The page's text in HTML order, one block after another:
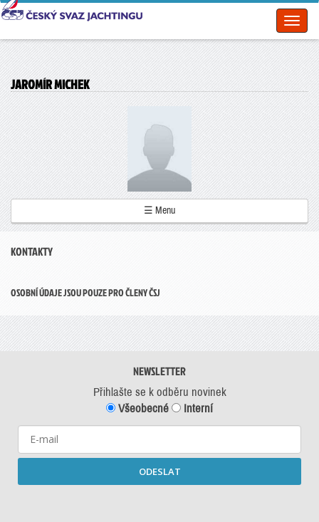
JAROMÍR MICHEK
☰ Menu
KONTAKTY
OSOBNÍ ÚDAJE JSOU POUZE PRO ČLENY ČSJ
NEWSLETTER
Přihlašte se k odběru novinek
Všeobecné
Interní
ODESLAT